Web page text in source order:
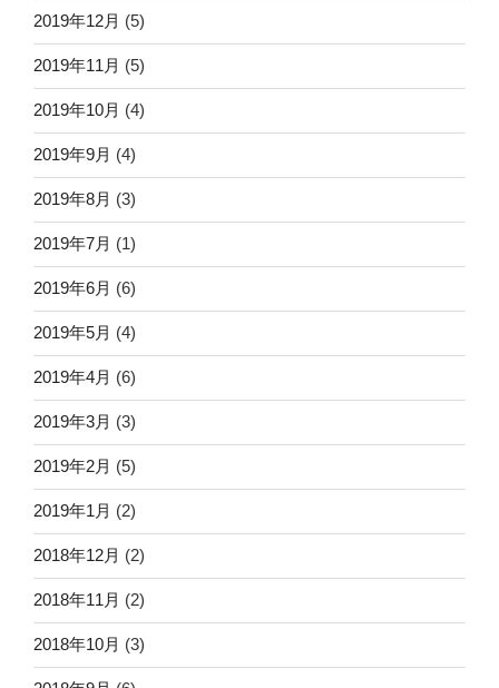
2019年12月 (5)
2019年11月 (5)
2019年10月 (4)
2019年9月 (4)
2019年8月 (3)
2019年7月 (1)
2019年6月 (6)
2019年5月 (4)
2019年4月 (6)
2019年3月 (3)
2019年2月 (5)
2019年1月 (2)
2018年12月 (2)
2018年11月 (2)
2018年10月 (3)